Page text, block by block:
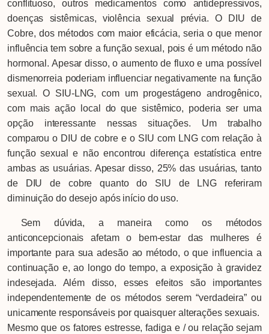
conflituoso, outros medicamentos como antidepressivos,
doenças sistêmicas, violência sexual prévia. O DIU de
Cobre, dos métodos com maior eficácia, seria o que menor
influência tem sobre a função sexual, pois é um método não
hormonal. Apesar disso, o aumento de fluxo e uma possível
dismenorreia poderiam influenciar negativamente na função
sexual. O SIU-LNG, com um progestágeno androgênico,
com mais ação local do que sistêmico, poderia ser uma
opção interessante nessas situações. Um trabalho
comparou o DIU de cobre e o SIU com LNG com relação à
função sexual e não encontrou diferença estatística entre
ambas as usuárias. Apesar disso, 25% das usuárias, tanto
de DIU de cobre quanto do SIU de LNG referiram
diminuição do desejo após início do uso.
Sem dúvida, a maneira como os métodos
anticoncepcionais afetam o bem-estar das mulheres é
importante para sua adesão ao método, o que influencia a
continuação e, ao longo do tempo, a exposição à gravidez
indesejada. Além disso, esses efeitos são importantes
independentemente de os métodos serem “verdadeira” ou
unicamente responsáveis por quaisquer alterações sexuais.
Mesmo que os fatores estresse, fadiga e / ou relação sejam